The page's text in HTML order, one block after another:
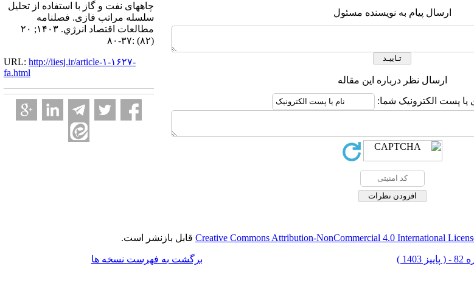
ارسال پیام به نویسنده مسئول
ارسال نظر درباره این مقاله
یا پست الکترونیک شما:
چاههای نفت و گاز با استفاده از تحلیل
سلسله مراتب فازی. فصلنامه
مطالعات اقتصاد انرژي. ۱۴۰۳; ۲۰
(۸۲) :۳۷-۸۰
URL: http://iiesj.ir/article-۱-۱۶۲۷-
fa.html
Creative Commons Attribution-NonCommercial 4.0 International قابل بازنشر است.
برگشت به فهرست نسخه ها